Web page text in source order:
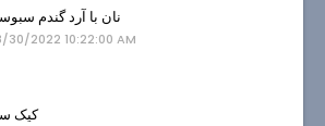
نان با آرد گندم
30/2022 10:22:00 AM
کیک